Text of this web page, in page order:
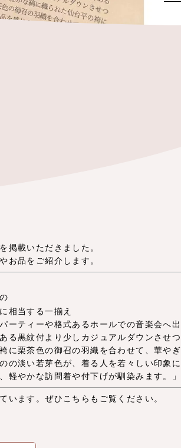
掲載いただきました。
お品をご紹介します。
相当する一揃え
ーティーや格式あるホールでの音楽会へ出
る黒紋付より少しカジュアルダウンさせつ
に栗茶色の御召の羽織を合わせて、華やぎ
の淡い若芽色が、着る人を若々しい印象に
軽やかな訪問着や付下げが馴染みます。」
います。ぜひこちらもご覧ください。